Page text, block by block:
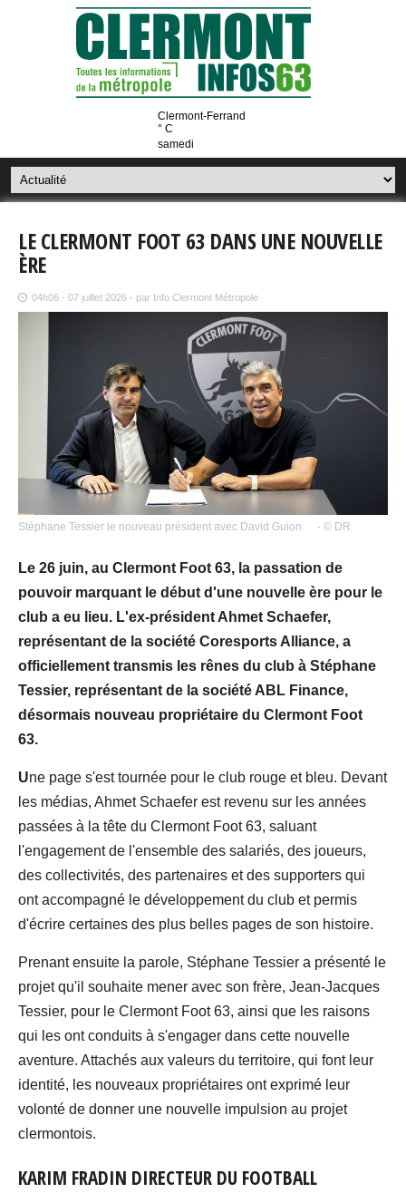
Clermont-Ferrand
° C
samedi
LE CLERMONT FOOT 63 DANS UNE NOUVELLE
ÈRE
04h06 - 07 juillet 2026 - par Info Clermont Métropole
Stéphane Tessier le nouveau président avec David Guion. - © DR
Le 26 juin, au Clermont Foot 63, la passation de
pouvoir marquant le début d'une nouvelle ère pour le
club a eu lieu. L'ex-président Ahmet Schaefer,
représentant de la société Coresports Alliance, a
officiellement transmis les rênes du club à Stéphane
Tessier, représentant de la société ABL Finance,
désormais nouveau propriétaire du Clermont Foot
63.
Une page s'est tournée pour le club rouge et bleu. Devant
les médias, Ahmet Schaefer est revenu sur les années
passées à la tête du Clermont Foot 63, saluant
l'engagement de l'ensemble des salariés, des joueurs,
des collectivités, des partenaires et des supporters qui
ont accompagné le développement du club et permis
d'écrire certaines des plus belles pages de son histoire.
Prenant ensuite la parole, Stéphane Tessier a présenté le
projet qu'il souhaite mener avec son frère, Jean-Jacques
Tessier, pour le Clermont Foot 63, ainsi que les raisons
qui les ont conduits à s'engager dans cette nouvelle
aventure. Attachés aux valeurs du territoire, qui font leur
identité, les nouveaux propriétaires ont exprimé leur
volonté de donner une nouvelle impulsion au projet
clermontois.
KARIM FRADIN DIRECTEUR DU FOOTBALL